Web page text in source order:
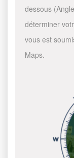
dessous
déterminer
vous est
Maps.